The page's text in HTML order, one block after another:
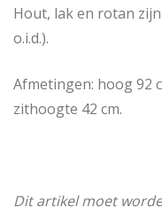
Hout, lak en rotan
o.i.d.).
Afmetingen: hoog 92
zithoogte 42 cm.
Dit artikel moet